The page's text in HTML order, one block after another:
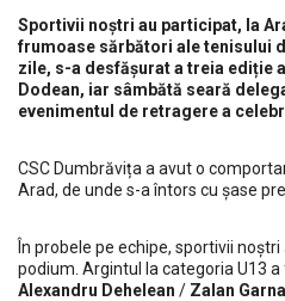
Sportivii noștri au participat, la
frumoase sărbători ale tenisului
zile, s-a desfășurat a treia ediție
Dodean, iar sâmbătă seară
evenimentul de retragere a
CSC Dumbrăvița a avut o
Arad, de unde s-a întors cu șase
În probele pe echipe, sportivii
podium. Argintul la categoria U13
Alexandru Dehelean / Zalan